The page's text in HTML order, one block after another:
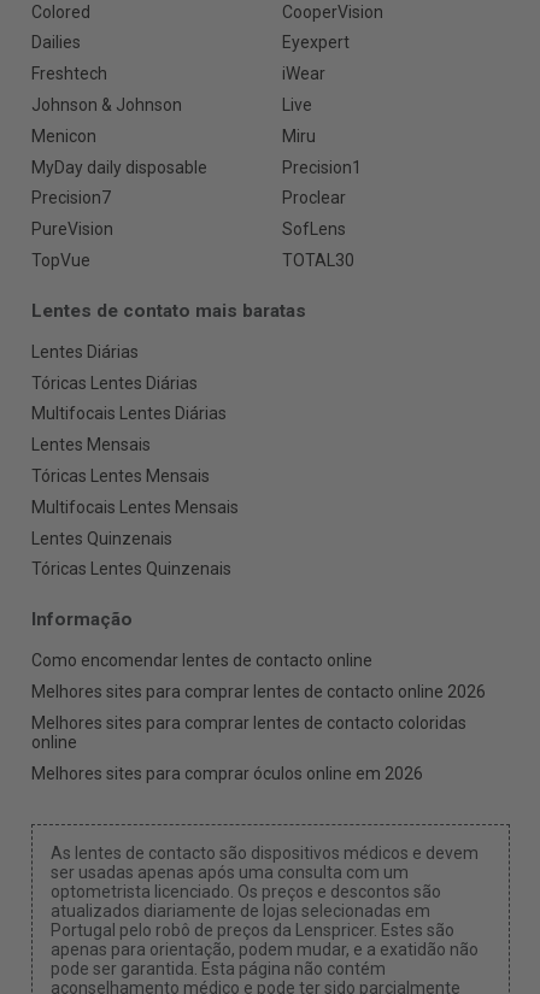
Colored
CooperVision
Dailies
Eyexpert
Freshtech
iWear
Johnson & Johnson
Live
Menicon
Miru
MyDay daily disposable
Precision1
Precision7
Proclear
PureVision
SofLens
TopVue
TOTAL30
Lentes de contato mais baratas
Lentes Diárias
Tóricas Lentes Diárias
Multifocais Lentes Diárias
Lentes Mensais
Tóricas Lentes Mensais
Multifocais Lentes Mensais
Lentes Quinzenais
Tóricas Lentes Quinzenais
Informação
Como encomendar lentes de contacto online
Melhores sites para comprar lentes de contacto online 2026
Melhores sites para comprar lentes de contacto coloridas
online
Melhores sites para comprar óculos online em 2026
As lentes de contacto são dispositivos médicos e devem
ser usadas apenas após uma consulta com um
optometrista licenciado. Os preços e descontos são
atualizados diariamente de lojas selecionadas em
Portugal pelo robô de preços da Lenspricer. Estes são
apenas para orientação, podem mudar, e a exatidão não
pode ser garantida. Esta página não contém
aconselhamento médico e pode ter sido parcialmente